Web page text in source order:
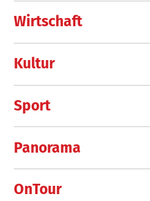
Wirtschaft
Kultur
Sport
Panorama
OnTour